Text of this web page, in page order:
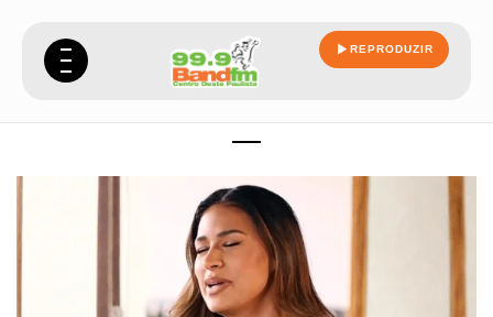
REPRODUZIR